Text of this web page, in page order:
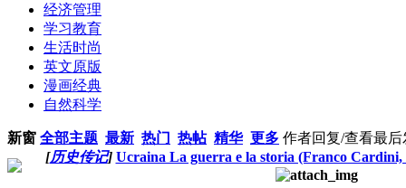
经济管理
学习教育
生活时尚
英文原版
漫画经典
自然科学
新窗 全部主题 最新 热门 热帖 精华 更多 作者回复/查看最后
[历史传记] Ucraina La guerra e la storia (Franco